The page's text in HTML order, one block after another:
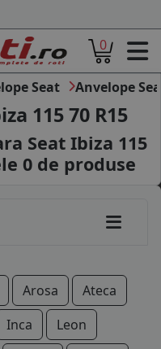
COMPANII
0
Seat Anvelope
115 70 R15
Seat Ibiza 115
0 de produse
Arosa
Ateca
Inca
Leon